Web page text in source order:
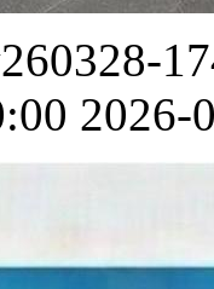
2026-